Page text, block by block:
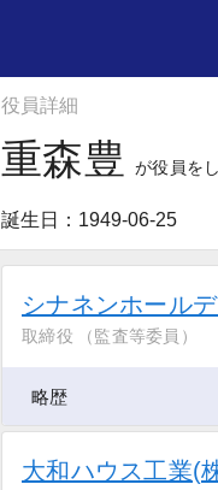
役員詳細
重森豊 が役員を
誕生日：1949-06-25
シナネンホール
取締役 （監査等委員）
略歴
大和ハウス工業(